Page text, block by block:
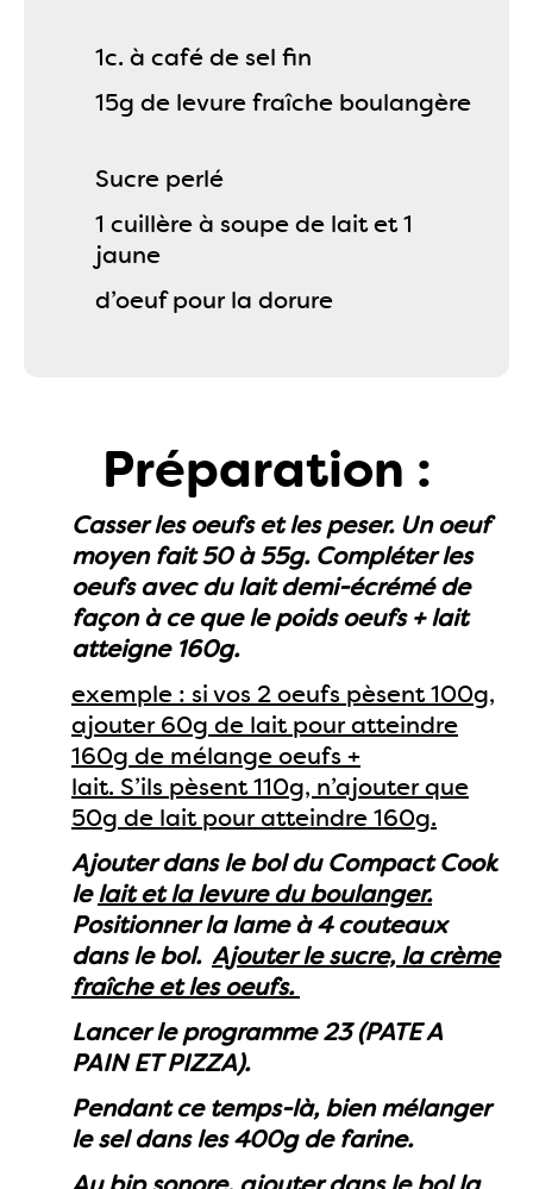
1c. à café de sel fin
15g de levure fraîche boulangère
Sucre perlé
1 cuillère à soupe de lait et 1
jaune
d’oeuf pour la dorure
Préparation :
Casser les oeufs et les peser. Un oeuf
moyen fait 50 à 55g. Compléter les
oeufs avec du lait demi-écrémé de
façon à ce que le poids oeufs + lait
atteigne 160g.
exemple : si vos 2 oeufs pèsent 100g,
ajouter 60g de lait pour atteindre
160g de mélange oeufs +
lait. S’ils pèsent 110g, n’ajouter que
50g de lait pour atteindre 160g.
Ajouter dans le bol du Compact Cook
lelait et la levure du boulanger.
Positionner la lame à 4 couteaux
dans le bol. Ajouter le sucre, la crème
fraîche et les oeufs.
Lancer le programme 23 (PATE A
PAIN ET PIZZA).
Pendant ce temps-là, bien mélanger
le sel dans les 400g de farine.